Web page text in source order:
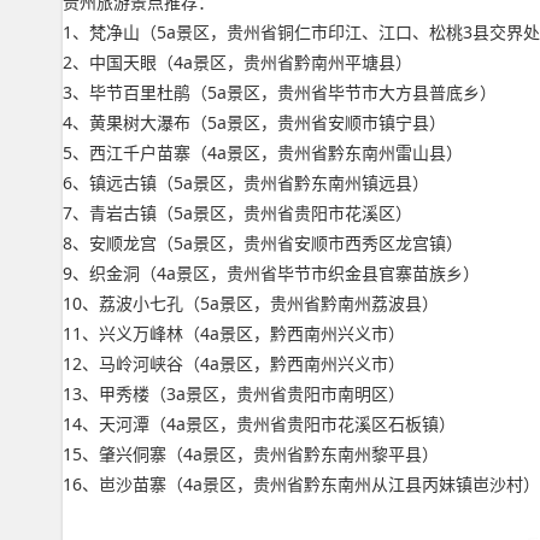
1、梵净山（5a景区，贵州省铜仁市印江、江口、松桃3县交界
2、中国天眼（4a景区，贵州省黔南州平塘县）
3、毕节百里杜鹃（5a景区，贵州省毕节市大方县普底乡）
4、黄果树大瀑布（5a景区，贵州省安顺市镇宁县）
5、西江千户苗寨（4a景区，贵州省黔东南州雷山县）
6、镇远古镇（5a景区，贵州省黔东南州镇远县）
7、青岩古镇（5a景区，贵州省贵阳市花溪区）
8、安顺龙宫（5a景区，贵州省安顺市西秀区龙宫镇）
9、织金洞（4a景区，贵州省毕节市织金县官寨苗族乡）
10、荔波小七孔（5a景区，贵州省黔南州荔波县）
11、兴义万峰林（4a景区，黔西南州兴义市）
12、马岭河峡谷（4a景区，黔西南州兴义市）
13、甲秀楼（3a景区，贵州省贵阳市南明区）
14、天河潭（4a景区，贵州省贵阳市花溪区石板镇）
15、肇兴侗寨（4a景区，贵州省黔东南州黎平县）
16、岜沙苗寨（4a景区，贵州省黔东南州从江县丙妹镇岜沙村）